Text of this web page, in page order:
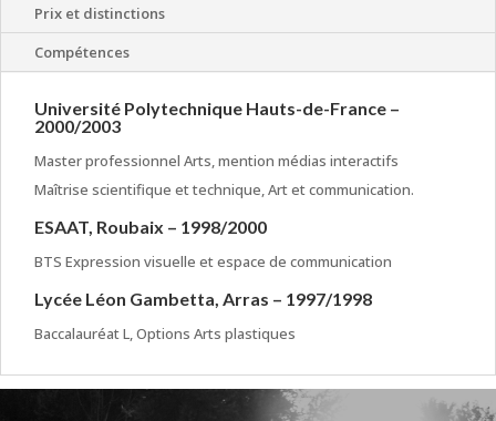
Prix et distinctions
Compétences
Université Polytechnique Hauts-de-France –
2000/2003
Master professionnel Arts, mention médias interactifs
Maîtrise scientifique et technique, Art et communication.
ESAAT, Roubaix – 1998/2000
BTS Expression visuelle et espace de communication
Lycée Léon Gambetta, Arras – 1997/1998
Baccalauréat L, Options Arts plastiques